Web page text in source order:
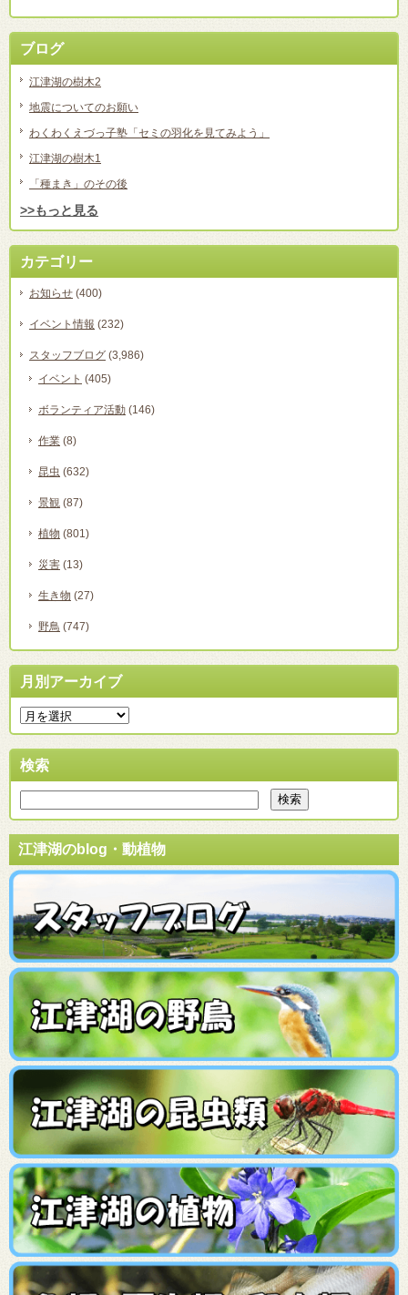
ブログ
江津湖の樹木2
地震についてのお願い
わくわくえづっ子塾「セミの羽化を見てみよう」
江津湖の樹木1
「種まき」のその後
>>もっと見る
カテゴリー
お知らせ (400)
イベント情報 (232)
スタッフブログ (3,986)
イベント (405)
ボランティア活動 (146)
作業 (8)
昆虫 (632)
景観 (87)
植物 (801)
災害 (13)
生き物 (27)
野鳥 (747)
月別アーカイブ
検索
江津湖のblog・動植物